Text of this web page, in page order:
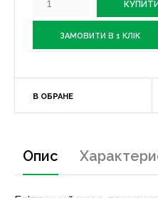
ЗАМОВИТИ В 1 КЛІК
В ОБРАНЕ
Опис